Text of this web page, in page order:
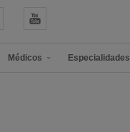
Médicos Especialidades